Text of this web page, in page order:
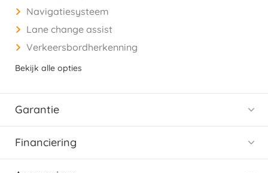
Navigatiesysteem
Lane change assist
Verkeersbordherkenning
Bekijk alle opties
Garantie
Financiering